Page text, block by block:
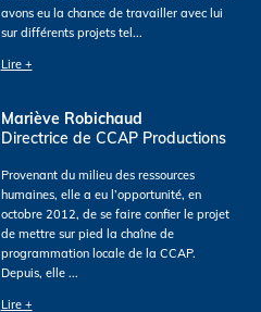
avons eu la chance de travailler avec lui
sur différents projets tel ...
Lire +
Mariève Robichaud
Directrice de CCAP Productions
Provenant du milieu des ressources
humaines, elle a eu l’opportunité, en
octobre 2012, de se faire confier le projet
de mettre sur pied la chaîne de
programmation locale de la CCAP.
Depuis, elle ...
Lire +